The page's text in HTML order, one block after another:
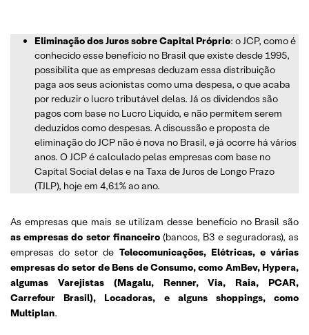
Eliminação dos Juros sobre Capital Próprio: o JCP, como é
conhecido esse benefício no Brasil que existe desde 1995,
possibilita que as empresas deduzam essa distribuição
paga aos seus acionistas como uma despesa, o que acaba
por reduzir o lucro tributável delas. Já os dividendos são
pagos com base no Lucro Líquido, e não permitem serem
deduzidos como despesas. A discussão e proposta de
eliminação do JCP não é nova no Brasil, e já ocorre há vários
anos. O JCP é calculado pelas empresas com base no
Capital Social delas e na Taxa de Juros de Longo Prazo
(TJLP), hoje em 4,61% ao ano.
As empresas que mais se utilizam desse beneficio no Brasil são
as empresas do setor financeiro(bancos, B3 e seguradoras), as
empresas do setor de Telecomunicações, Elétricas, e várias
empresas do setor de Bens de Consumo, como AmBev, Hypera,
algumas Varejistas (Magalu, Renner, Via, Raia, PCAR,
Carrefour Brasil), Locadoras, e alguns shoppings, como
Multiplan.